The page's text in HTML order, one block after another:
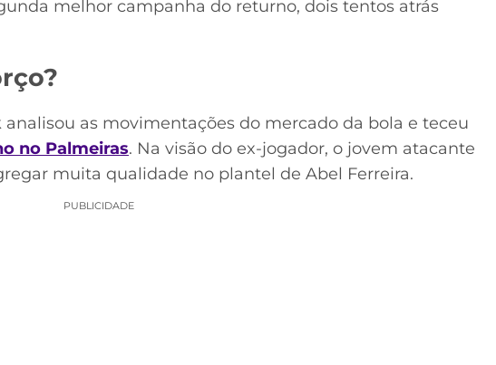
melhor campanha do returno, dois tentos atrás
as movimentações do mercado da bola e teceu
no Palmeiras. Na visão do ex-jogador, o jovem atacante
muita qualidade no plantel de Abel Ferreira.
PUBLICIDADE